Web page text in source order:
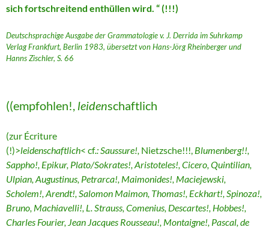
sich fortschreitend enthüllen wird. “ (!!!)
Deutschsprachige Ausgabe der Grammatologie v. J. Derrida im Suhrkamp
Verlag Frankfurt, Berlin 1983, übersetzt von Hans-Jörg Rheinberger und
Hanns Zischler, S. 66
((empfohlen!, leidenschaftlich
(zur Écriture
(!)>leidenschaftlich< cf.: Saussure!, Nietzsche!!!, Blumenberg!!,
Sappho!, Epikur, Plato/Sokrates!, Aristoteles!, Cicero, Quintilian,
Ulpian, Augustinus, Petrarca!, Maimonides!, Maciejewski,
Scholem!, Arendt!, Salomon Maimon, Thomas!, Eckhart!, Spinoza!,
Bruno, Machiavelli!, L. Strauss, Comenius, Descartes!, Hobbes!,
Charles Fourier, Jean Jacques Rousseau!, Montaigne!, Pascal, de